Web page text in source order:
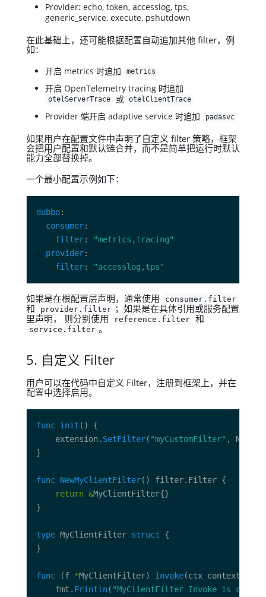
Provider: echo, token, accesslog, tps,
generic_service, execute, pshutdown
在此基础上，还可能根据配置自动追加其他 filter，例
如：
开启 metrics 时追加 metrics
开启 OpenTelemetry tracing 时追加
otelServerTrace 或 otelClientTrace
Provider 端开启 adaptive service 时追加 padasvc
如果用户在配置文件中声明了自定义 filter 策略，框架
会把用户配置和默认链合并，而不是简单把运行时默认
能力全部替换掉。
一个最小配置示例如下：
dubbo
consumer
filter:
"metrics,tracing"
provider
filter: "accesslog,tps"
如果是在根配置层声明，通常使用 consumer.filter
和 provider.filter ；如果是在具体引用或服务配置
里声明， 则分别使用
reference.filter 和
service.filter 。
5. 自定义 Filter
用户可以在代码中自定义 Filter，注册到框架上，并在
配置中选择启用。
func init
	extension.
SetFilter( "myCustomFilter"
func NewMyClientFilter
return &
type MyClientFilter struct
func (f *MyClientFilter) Invoke
	fmt.
Println( "MyClientFilter Invoke is called,